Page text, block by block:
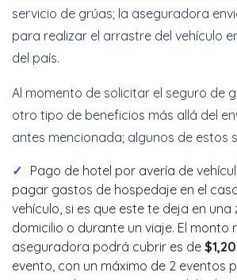
servicio de grúas; la aseguradora
para realizar el arrastre del vehículo
del país.
Al momento de solicitar el seguro de
otro tipo de beneficios más allá del
antes mencionada; algunos de estos
Pago de hotel por avería de
pagar gastos de hospedaje en el
vehículo, si es que este te deja en
domicilio o durante un viaje. El monto
aseguradora podrá cubrir es de
evento, con un máximo de 2 eventos